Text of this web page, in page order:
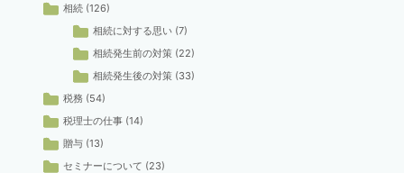
相続 (126)
相続に対する思い (7)
相続発生前の対策 (22)
相続発生後の対策 (33)
税務 (54)
税理士の仕事 (14)
贈与 (13)
セミナーについて (23)